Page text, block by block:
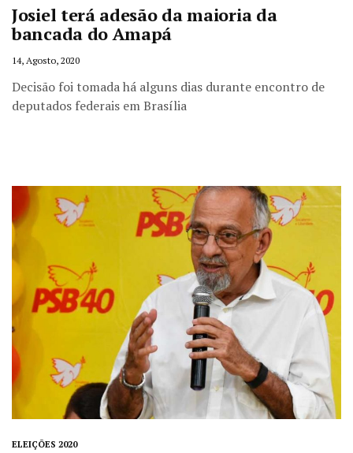
Josiel terá adesão da maioria da
bancada do Amapá
14, Agosto, 2020
Decisão foi tomada há alguns dias durante encontro de
deputados federais em Brasília
ELEIÇÕES 2020